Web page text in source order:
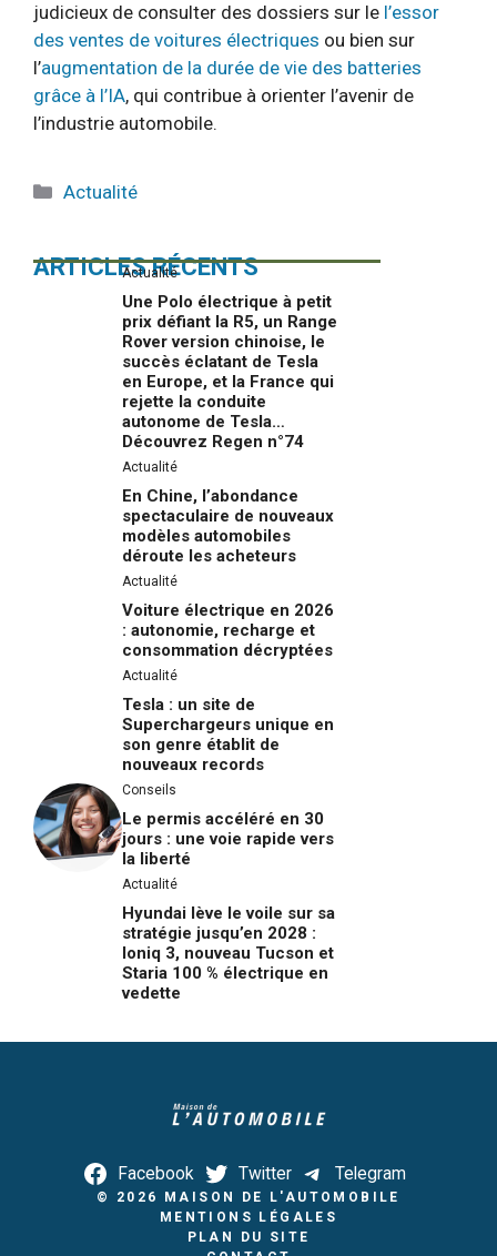
judicieux de consulter des dossiers sur le l’essor
des ventes de voitures électriques ou bien sur
l’augmentation de la durée de vie des batteries
grâce à l’IA, qui contribue à orienter l’avenir de
l’industrie automobile.
Catégories
Actualité
ARTICLES RÉCENTS
Actualité
Une Polo électrique à petit
prix défiant la R5, un Range
Rover version chinoise, le
succès éclatant de Tesla
en Europe, et la France qui
rejette la conduite
autonome de Tesla…
Découvrez Regen n°74
Actualité
En Chine, l’abondance
spectaculaire de nouveaux
modèles automobiles
déroute les acheteurs
Actualité
Voiture électrique en 2026
: autonomie, recharge et
consommation décryptées
Actualité
Tesla : un site de
Superchargeurs unique en
son genre établit de
nouveaux records
Conseils
Le permis accéléré en 30
jours : une voie rapide vers
la liberté
Actualité
Hyundai lève le voile sur sa
stratégie jusqu’en 2028 :
Ioniq 3, nouveau Tucson et
Staria 100 % électrique en
vedette
Facebook Twitter Telegram
© 2026
MAISON DE L'AUTOMOBILE
MENTIONS LÉGALES
PLAN DU SITE